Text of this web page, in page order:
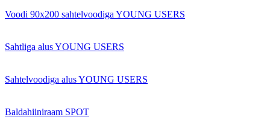
Voodi 90x200 sahtelvoodiga YOUNG USERS
Sahtliga alus YOUNG USERS
Sahtelvoodiga alus YOUNG USERS
Baldahiiniraam SPOT